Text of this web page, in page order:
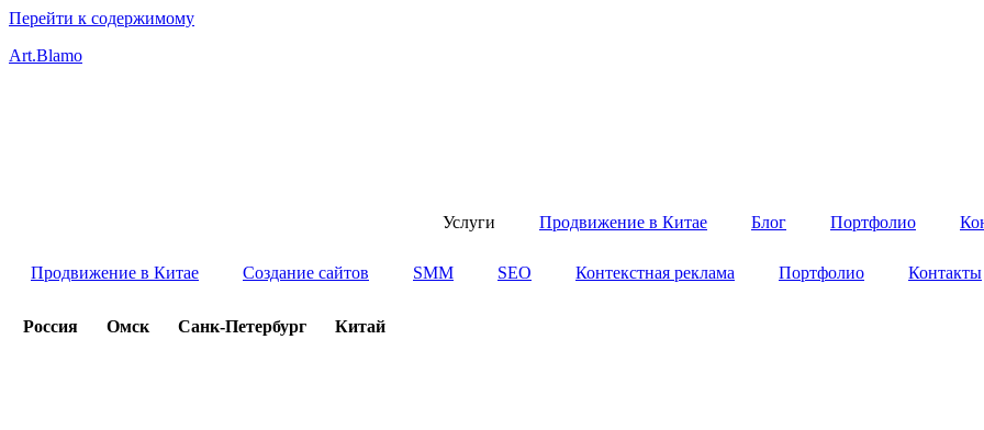
Перейти к содержимому
Art.Blamo
Услуги Продвижение в Китае Блог Портфолио
Продвижение в Китае Создание сайтов SMM SEO Контекстная реклама Портфолио Контакты
Россия Омск Санк-Петербург Китай